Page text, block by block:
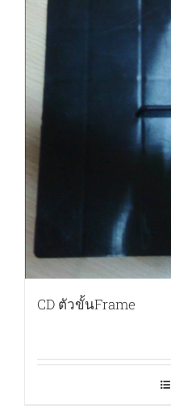
CD ตัวขั้นFrame